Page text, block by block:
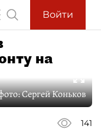
Войти
на
Сергей Коньков
141